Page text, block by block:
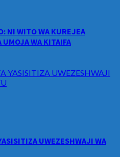
NI WITO WA KUREJEA
WA KITAIFA
YASISITIZA UWEZESHWAJI
UWEZESHWAJI WA